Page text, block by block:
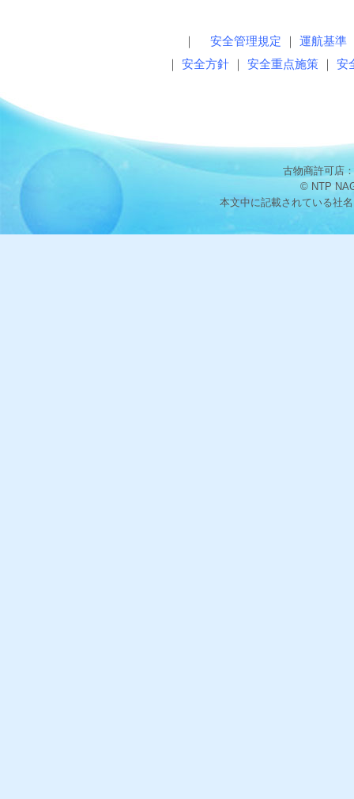
安全管理規定 運航基準
安全方針 安全重点施策 安
古物商許可店
© NTP
本文中に記載されている社